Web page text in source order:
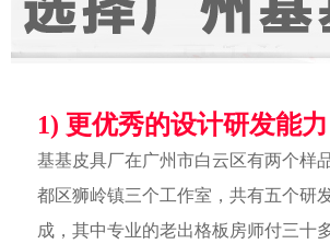
1) 更优秀的设计研发能力
基基皮具厂在广州市白云区有两个样
都区狮岭镇三个工作室，共有五个研
成，其中专业的老出格板房师付三十